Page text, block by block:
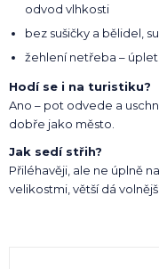
odvod vlhkosti
bez sušičky a bělidel,
žehlení netřeba –
Hodí se i na turistiku?
Ano – pot odvede a
dobře jako město.
Jak sedí střih?
Přiléhavěji, ale ne úplně
velikostmi, větší dá